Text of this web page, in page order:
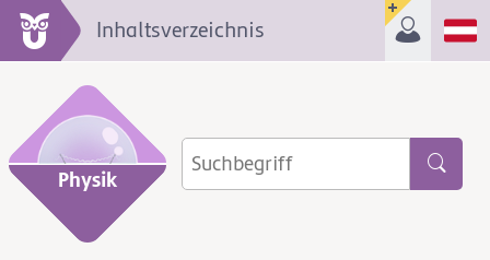
Inhaltsverzeichnis
Physik